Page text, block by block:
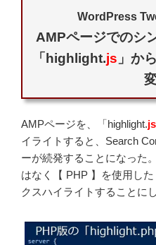
WordPress
AMPページでのシ
「highlight.js 」か
AMPページを、「highlight.js
イライトすると、Search
ーが続発することになった
はなく【 PHP 】を使用した
クスハイライトすることにし